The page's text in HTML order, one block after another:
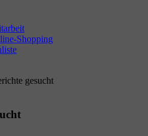
Shopping
gesucht